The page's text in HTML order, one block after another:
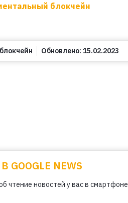
блокчейн
блокчейн Обновлено: 15.02.2023
NEWS
чтение новостей у вас в смартфоне